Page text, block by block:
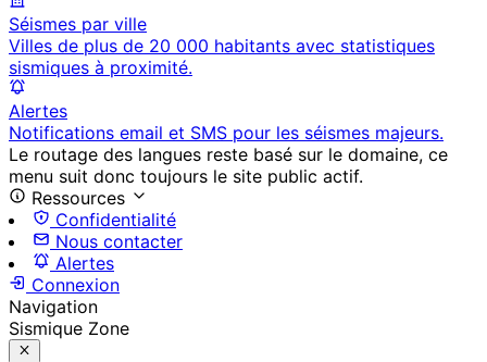
Séismes par ville
Villes de plus de 20 000 habitants avec statistiques
sismiques à proximité.
Alertes
Notifications email et SMS pour les séismes majeurs.
Le routage des langues reste basé sur le domaine, ce
menu suit donc toujours le site public actif.
Ressources
Confidentialité
Nous contacter
Alertes
Connexion
Navigation
Sismique Zone